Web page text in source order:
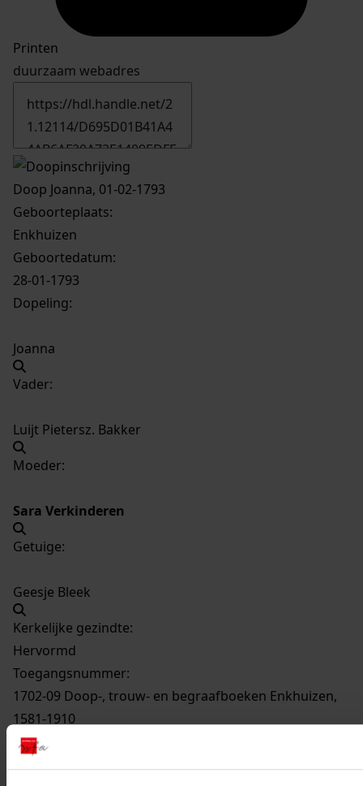
Printen
duurzaam webadres
Doop Joanna, 01-02-1793
Geboorteplaats:
Enkhuizen
Geboortedatum:
28-01-1793
Dopeling:
Joanna
Vader:
Luijt Pietersz. Bakker
Moeder:
Sara Verkinderen
Getuige:
Geesje Bleek
Kerkelijke gezindte:
Hervormd
Toegangsnummer:
1702-09 Doop-, trouw- en begraafboeken Enkhuizen,
1581-1910
Inventarisnummer